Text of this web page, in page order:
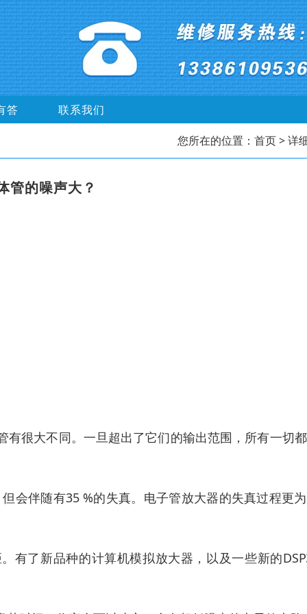
答 联系我们
您所在的位置： 首页> 详
管的噪声大？
很大不同。一旦超出了它们的输出范围，所有一切
会伴随有35 %的失真。电子管放大器的失真过程更
有了新品种的计算机模拟放大器，以及一些新的